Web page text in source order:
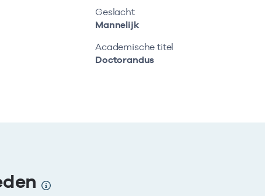
Geslacht
Mannelijk
Academische titel
Doctorandus